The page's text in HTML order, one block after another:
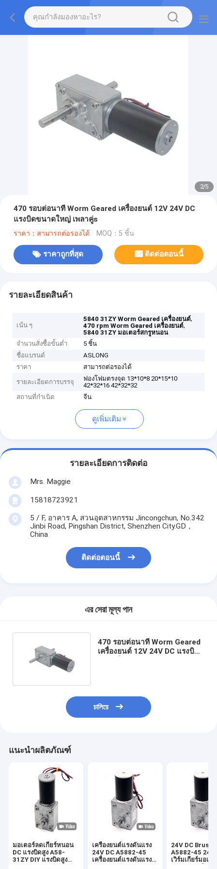
2/5
470 รอบต่อนาที Worm Geared เครื่องยนต์ 12V 24V DC
แรงบิดขนาดใหญ่ เพลาคู่s
ราคา：สามารถต่อรองได้ MOQ：5 ชิ้น
ราคาถูกที่สุด ติดต่อตอนนี้
รายละเอียดสินค้า
เน้น ๆ
5840 31ZY Worm Geared เครื่องยนต์,
470 rpm Worm Geared เครื่องยนต์,
5840 31ZY มอเตอร์สกรูหนอน
จำนวนสั่งซื้อขั้นต่ำ
5 ชิ้น
ชื่อแบรนด์
ASLONG
ราคา
สามารถต่อรองได้
รายละเอียดการบรรจุ
ฟองโฟมตรงจุด 13*10*8 20*15*10
42*32*16 42*32*32
สถานที่กำเนิด
จีน
ดูเพิ่มเติม
รายละเอียดการติดต่อ
Mrs. Maggie
15818723921
5 / F, อาคาร A, สวนอุตสาหกรรม Jincongchun, No.342
Jinbi Road, Pingshan District, Shenzhen City.GD，
China
ติดต่อตอนนี้
এর সেরা মূল্য পান
470 รอบต่อนาที Worm Geared
เครื่องยนต์ 12V 24V DC แรงบิด
চালিয়ে
แนะนำผลิตภัณฑ์
มอเตอร์ลดเกียร์หนอน
DC แรงบิดสูง A58-
31ZY DIY แรงบิดสูง
เครื่องยนต์แรงดันแรง
24V DC A5882-45
เครื่องยนต์แรงดันแรง
24V DC Brush
A5882-45 24V
เวิร์มเกียร์มอเต